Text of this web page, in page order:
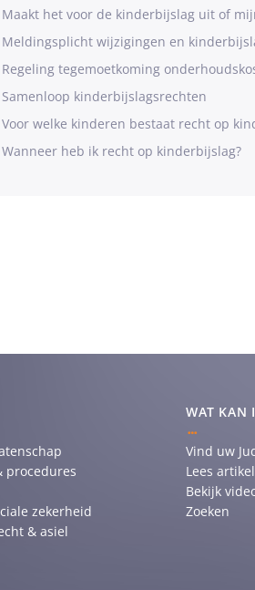
Maakt het voor de kinderbijslag uit of
Meldingsplicht wijzigingen en
Regeling tegemoetkoming
Samenloop kinderbijslagsrechten
Voor welke kinderen bestaat recht op
Wanneer heb ik recht op kinderbijslag?
procedures
zekerheid
& asiel
WAT KAN
Vind uw
Lees
Bekijk
Zoeken